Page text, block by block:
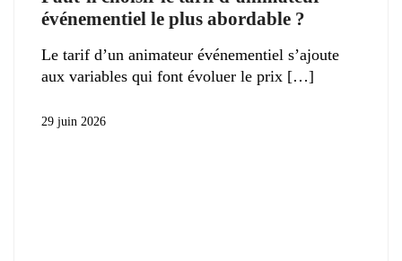
événementiel le plus abordable ?
Le tarif d’un animateur événementiel s’ajoute
aux variables qui font évoluer le prix
29 juin 2026